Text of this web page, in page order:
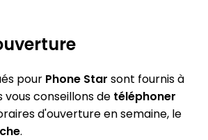
pour Phone Star sont fournis à
vous conseillons de téléphoner
d'ouverture en semaine, le
.